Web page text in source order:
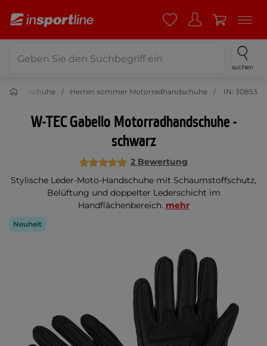
suchen
Herren sommer Motorradhandschuhe IN: 30853
W-TEC Gabello Motorradhandschuhe -
schwarz
2 Bewertung
Stylische Leder-Moto-Handschuhe mit Schaumstoffschutz,
Belüftung und doppelter Lederschicht im
Handflächenbereich. mehr
Neuheit